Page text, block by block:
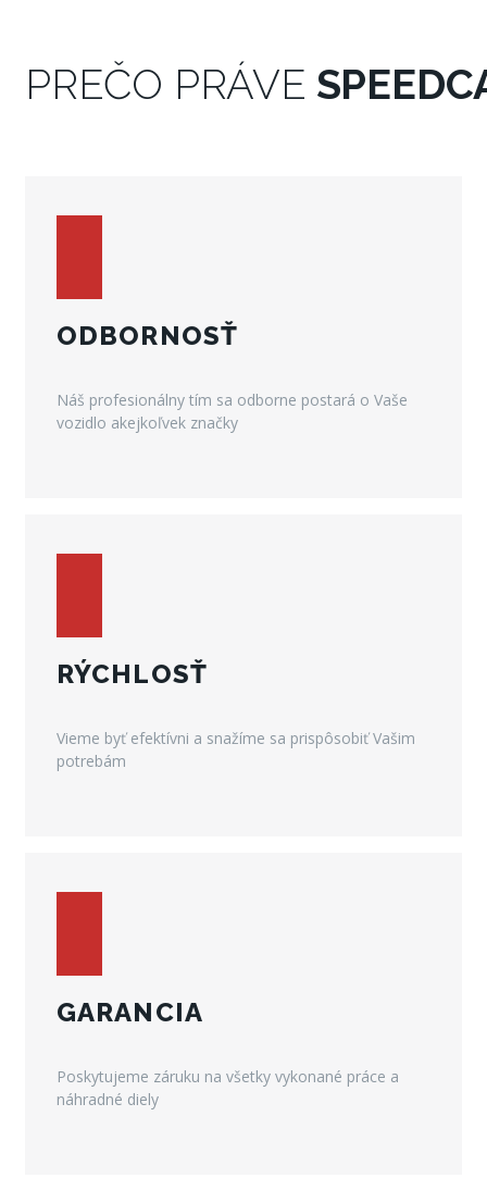
PREČO PRÁVE
ODBORNOSŤ
Náš profesionálny tím sa odborne postará o Vaše
vozidlo akejkoľvek značky
RÝCHLOSŤ
Vieme byť efektívni a snažíme sa prispôsobiť Vašim
potrebám
GARANCIA
Poskytujeme záruku na všetky vykonané práce a
náhradné diely